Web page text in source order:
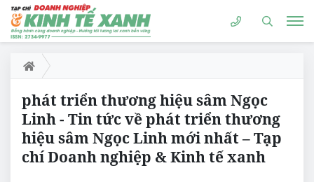
phát triển thương hiệu sâm Ngọc
Linh - Tin tức về phát triển thương
hiệu sâm Ngọc Linh mới nhất – Tạp
chí Doanh nghiệp & Kinh tế xanh